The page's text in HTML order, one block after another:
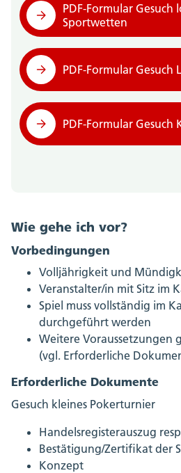
PDF-Formular Gesuch
Sportwetten
PDF-Formular Gesuch
PDF-Formular
Wie gehe ich vor?
Vorbedingungen
Volljährigkeit und
Veranstalter/in mit Sitz im
Spiel muss vollständig im
durchgeführt werden
Weitere Voraussetzungen
(vgl. Erforderliche
Erforderliche Dokumente
Gesuch kleines Pokerturnier
Handelsregisterauszug
Bestätigung/Zertifikat der
Konzept